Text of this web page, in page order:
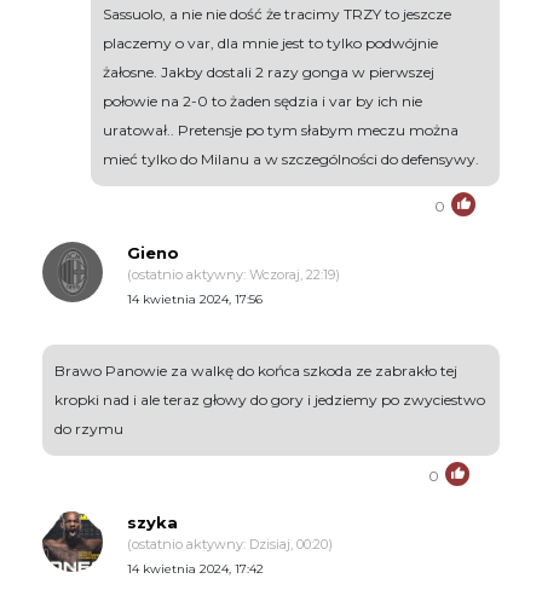
Sassuolo, a nie nie dość że tracimy TRZY to jeszcze
placzemy o var, dla mnie jest to tylko podwójnie
żałosne. Jakby dostali 2 razy gonga w pierwszej
połowie na 2-0 to żaden sędzia i var by ich nie
uratował.. Pretensje po tym słabym meczu można
mieć tylko do Milanu a w szczególności do defensywy.
0
Gieno
(ostatnio aktywny: Wczoraj, 22:19)
14 kwietnia 2024, 17:56
Brawo Panowie za walkę do końca szkoda ze zabrakło tej
kropki nad i ale teraz głowy do gory i jedziemy po zwyciestwo
do rzymu
0
szyka
(ostatnio aktywny: Dzisiaj, 00:20)
14 kwietnia 2024, 17:42